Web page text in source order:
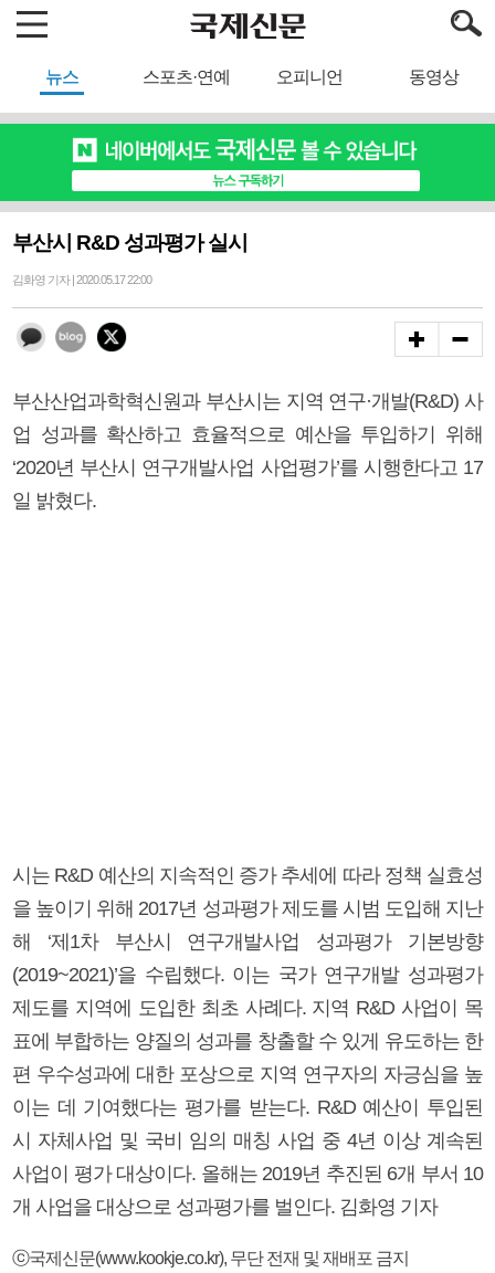
뉴스 스포츠·연예 오피니언 동영상
부산시 R&D 성과평가 실시
김화영 기자 | 2020.05.17 22:00
부산산업과학혁신원과 부산시는 지역 연구·개발(R&D) 사
업 성과를 확산하고 효율적으로 예산을 투입하기 위해
‘2020년 부산시 연구개발사업 사업평가’를 시행한다고 17
일 밝혔다.
시는 R&D 예산의 지속적인 증가 추세에 따라 정책 실효성
을 높이기 위해 2017년 성과평가 제도를 시범 도입해 지난
해 ‘제1차 부산시 연구개발사업 성과평가 기본방향
(2019~2021)’을 수립했다. 이는 국가 연구개발 성과평가
제도를 지역에 도입한 최초 사례다. 지역 R&D 사업이 목
표에 부합하는 양질의 성과를 창출할 수 있게 유도하는 한
편 우수성과에 대한 포상으로 지역 연구자의 자긍심을 높
이는 데 기여했다는 평가를 받는다. R&D 예산이 투입된
시 자체사업 및 국비 임의 매칭 사업 중 4년 이상 계속된
사업이 평가 대상이다. 올해는 2019년 추진된 6개 부서 10
개 사업을 대상으로 성과평가를 벌인다. 김화영 기자
ⓒ국제신문(www.kookje.co.kr), 무단 전재 및 재배포 금지